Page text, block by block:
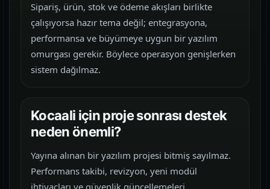
Sipariş, ürün, stok ve ödeme akışları birlikte
çalışıyorsa hazır tema değil; entegrasyona,
performansa ve büyümeye uygun bir yazılım
omurgası gerekir. Böylece operasyon genişlerken
sistem dağılmaz.
Kocaali için proje sonrası destek
neden önemli?
Yayına alınan bir yazılım projesi bitmiş sayılmaz.
Performans takibi, revizyon, yeni modül
ihtiyaçları ve güvenlik güncellemeleri